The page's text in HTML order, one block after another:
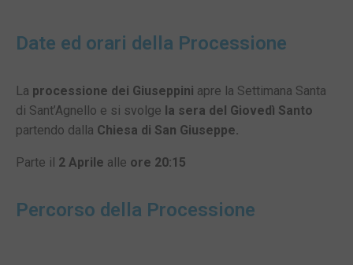
Date ed orari della Processione
La processione dei Giuseppini apre la Settimana Santa
di Sant’Agnello e si svolge la sera del Giovedì Santo
partendo dalla Chiesa di San Giuseppe.
Parte il 2 Aprile alle ore 20:15
Percorso della Processione